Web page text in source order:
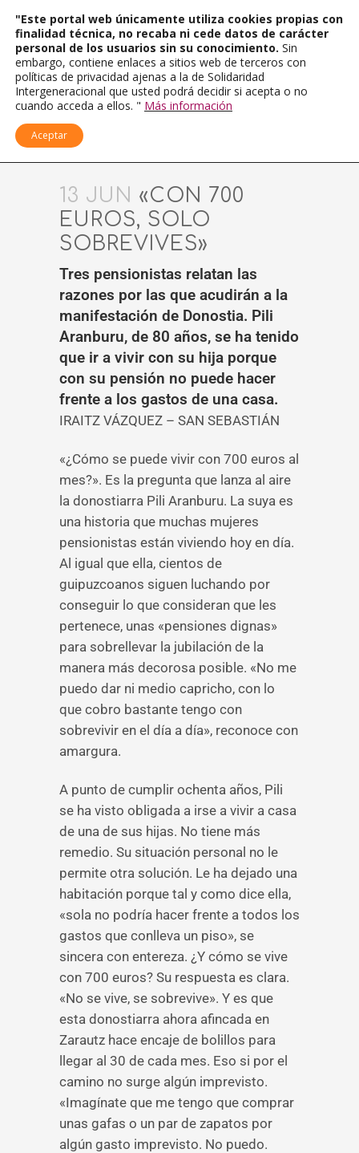
13 JUN «CON 700
EUROS, SOLO
SOBREVIVES»
Tres pensionistas relatan las
razones por las que acudirán a la
manifestación de Donostia. Pili
Aranburu, de 80 años, se ha tenido
que ir a vivir con su hija porque
con su pensión no puede hacer
frente a los gastos de una casa.
IRAITZ VÁZQUEZ – SAN SEBASTIÁN
«¿Cómo se puede vivir con 700 euros al
mes?». Es la pregunta que lanza al aire
la donostiarra Pili Aranburu. La suya es
una historia que muchas mujeres
pensionistas están viviendo hoy en día.
Al igual que ella, cientos de
guipuzcoanos siguen luchando por
conseguir lo que consideran que les
pertenece, unas «pensiones dignas»
para sobrellevar la jubilación de la
manera más decorosa posible. «No me
puedo dar ni medio capricho, con lo
que cobro bastante tengo con
sobrevivir en el día a día», reconoce con
amargura.
A punto de cumplir ochenta años, Pili
se ha visto obligada a irse a vivir a casa
de una de sus hijas. No tiene más
remedio. Su situación personal no le
permite otra solución. Le ha dejado una
habitación porque tal y como dice ella,
«sola no podría hacer frente a todos los
gastos que conlleva un piso», se
sincera con entereza. ¿Y cómo se vive
con 700 euros? Su respuesta es clara.
«No se vive, se sobrevive». Y es que
esta donostiarra ahora afincada en
Zarautz hace encaje de bolillos para
llegar al 30 de cada mes. Eso si por el
camino no surge algún imprevisto.
«Imagínate que me tengo que comprar
unas gafas o un par de zapatos por
algún gasto imprevisto. No puedo.
"Este portal web únicamente utiliza cookies propias con
finalidad técnica, no recaba ni cede datos de carácter
personal de los usuarios sin su conocimiento. Sin
embargo, contiene enlaces a sitios web de terceros con
políticas de privacidad ajenas a la de Solidaridad
Intergeneracional que usted podrá decidir si acepta o no
cuando acceda a ellos. " Más información
Aceptar